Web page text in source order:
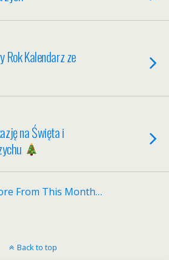
Rok Kalendarz ze
na Święta i
From This Month…
Back to top